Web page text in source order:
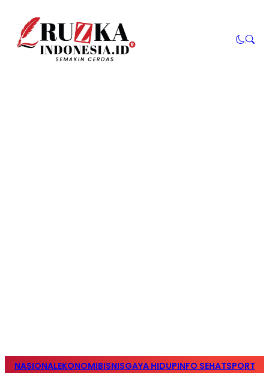
NASIONALEKONOMIBISNISGAYA HIDUPINFO SEHATSPORTS